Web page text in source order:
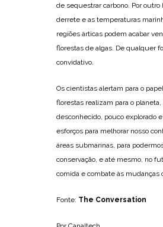
de sequestrar carbono. Por
derrete e as temperaturas
regiões árticas podem acabar
florestas de algas. De qualquer
convidativo.
Os cientistas alertam para o
florestas realizam para o
desconhecido, pouco explorado
esforços para melhorar nosso
áreas submarinas, para
conservação, e até mesmo, no
comida e combate às mudanças
Fonte: The Conversation